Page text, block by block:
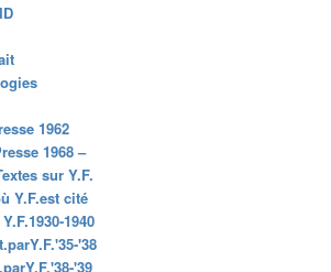
1962
1968 –
sur Y.F.
Y.F.est cité
1940
'38
'39